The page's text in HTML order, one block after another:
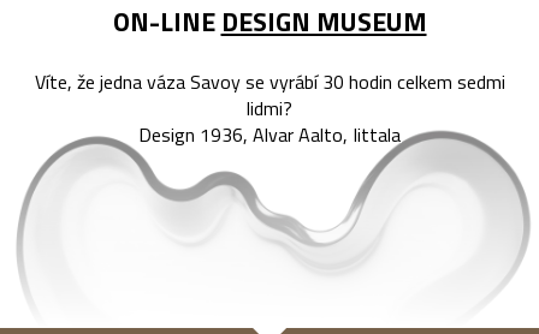
ON-LINE DESIGN MUSEUM
Víte, že jedna váza Savoy se vyrábí 30 hodin celkem sedmi
lidmi?
Design 1936, Alvar Aalto, Iittala